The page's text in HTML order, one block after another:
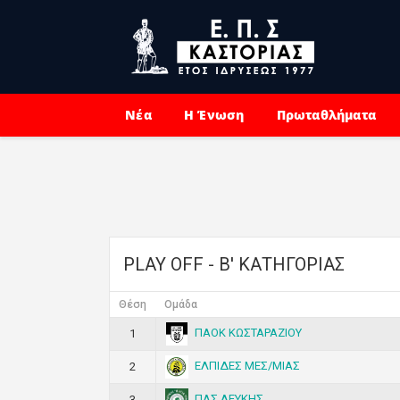
Νέα Η Ένωση Πρωταθλήματα
PLAY OFF - Β' ΚΑΤΗΓΟΡΙΑΣ
Θέση Ομάδα
1 ΠΑΟΚ ΚΩΣΤΑΡΑΖΙΟΥ
2 ΕΛΠΙΔΕΣ ΜΕΣ/ΜΙΑΣ